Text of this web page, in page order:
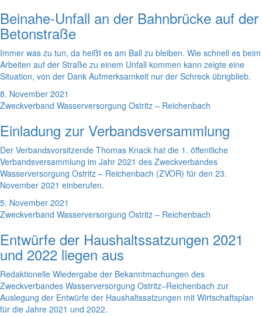
Beinahe-Unfall an der Bahnbrücke auf der
Betonstraße
Immer was zu tun, da heißt es am Ball zu bleiben. Wie schnell es beim
Arbeiten auf der Straße zu einem Unfall kommen kann zeigte eine
Situation, von der Dank Aufmerksamkeit nur der Schreck übrigblieb.
8. November 2021
Zweckverband Wasserversorgung Ostritz – Reichenbach
Einladung zur Verbandsversammlung
Der Verbandsvorsitzende Thomas Knack hat die 1. öffentliche
Verbandsversammlung im Jahr 2021 des Zweckverbandes
Wasserversorgung Ostritz – Reichenbach (ZVOR) für den 23.
November 2021 einberufen.
5. November 2021
Zweckverband Wasserversorgung Ostritz – Reichenbach
Entwürfe der Haushaltssatzungen 2021
und 2022 liegen aus
Redaktionelle Wiedergabe der Bekanntmachungen des
Zweckverbandes Wasserversorgung Ostritz–Reichenbach zur
Auslegung der Entwürfe der Haushaltssatzungen mit Wirtschaftsplan
für die Jahre 2021 und 2022.